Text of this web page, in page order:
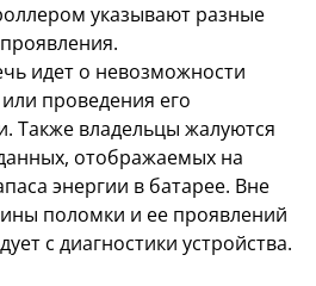
указывают разные
идет о невозможности
проведения его
Также владельцы жалуются
отображаемых на
энергии в батарее. Вне
поломки и ее проявлений
с диагностики устройства.